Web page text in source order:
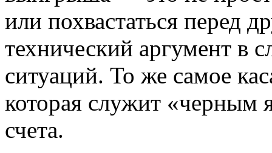
или похвастаться перед
технический аргумент в
ситуаций. То же самое
которая служит «черным
счета.